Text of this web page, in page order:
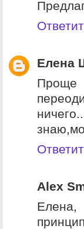
Елена
Проще
Alex